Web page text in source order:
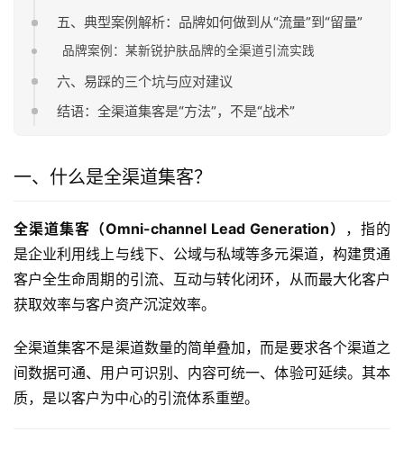
五、典型案例解析：品牌如何做到从“流量”到“留量”
品牌案例：某新锐护肤品牌的全渠道引流实践
六、易踩的三个坑与应对建议
结语：全渠道集客是“方法”，不是“战术”
一、什么是全渠道集客？
全渠道集客（Omni-channel Lead Generation） ，指的
是企业利用线上与线下、公域与私域等多元渠道，构建贯通
客户全生命周期的引流、互动与转化闭环，从而最大化客户
获取效率与客户资产沉淀效率。
全渠道集客不是渠道数量的简单叠加，而是要求各个渠道之
间数据可通、用户可识别、内容可统一、体验可延续。其本
质，是以客户为中心的引流体系重塑。